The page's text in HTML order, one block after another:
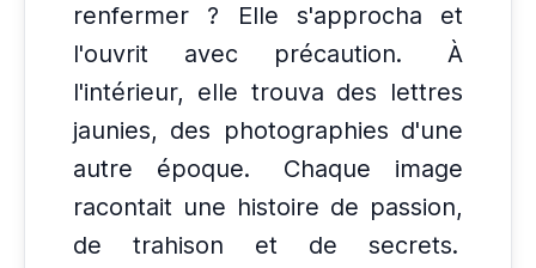
renfermer ? Elle s'approcha et
l'ouvrit avec précaution.
À
l'intérieur, elle trouva des lettres
jaunies, des photographies d'une
autre époque.
Chaque image
racontait une histoire de passion,
de trahison et de secrets.